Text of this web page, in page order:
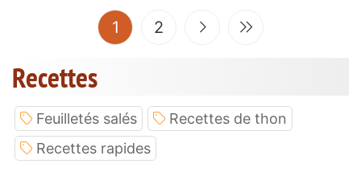
1 (current)
2
Recettes
Feuilletés salés
Recettes de thon
Recettes rapides